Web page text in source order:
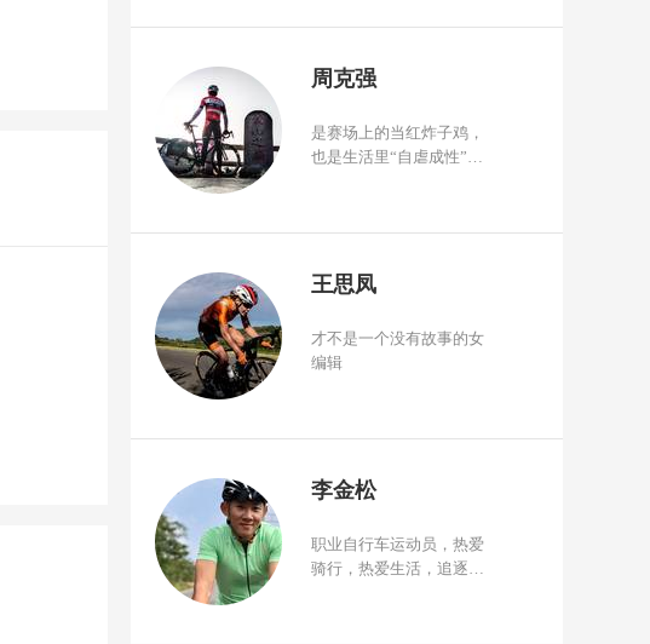
周克强
是赛场上的当红炸子鸡，
也是生活里“自虐成性”的
王思凤
才不是一个没有故事的女
编辑
李金松
职业自行车运动员，热爱
骑行，热爱生活，追逐梦